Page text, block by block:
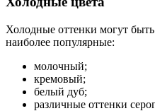
Холодные оттенки могут
наиболее популярные:
молочный;
кремовый;
белый дуб;
различные оттенки